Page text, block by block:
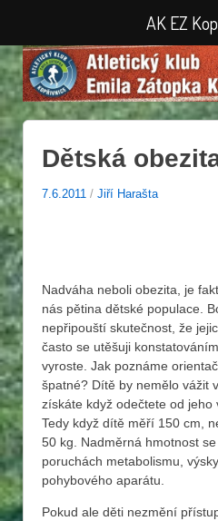
Dětská
7.6.2011 / Jiří Harašta
Nadváha neboli obezita, je
nás pětina dětské populace.
nepřipouští skutečnost, že
často se utěšuji
vyroste. Jak poznáme
špatné? Dítě by nemělo vážit
získáte když odečtete od jeho
Tedy když dítě měří 150 cm,
50 kg. Nadměrná hmotnost
poruchách metabolismu,
pohybového aparátu.
Pokud ale děti nezmění
AK EZ